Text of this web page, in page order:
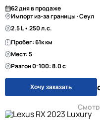
62 дня в продаже
Импорт из-за границы · Сеул
2.5 L • 250 л.с.
Пробег: 61к км
Мест: 5
Разгон 0-100: 8.0 с
Хочу заказать